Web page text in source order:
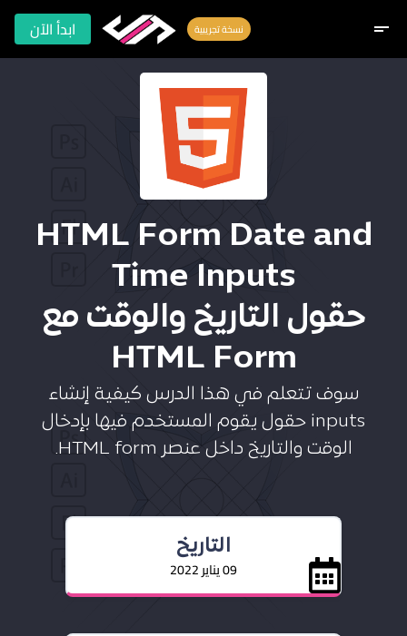
short_text نسخة تجريبية ابدأ الآن
HTML Form Date and
Time Inputs
حقول التاريخ والوقت مع
HTML Form
سوف تتعلم في هذا الدرس كيفية إنشاء
inputs حقول يقوم المستخدم فيها بإدخال
الوقت والتاريخ داخل عنصر HTML form.
التاريخ
09 يناير 2022